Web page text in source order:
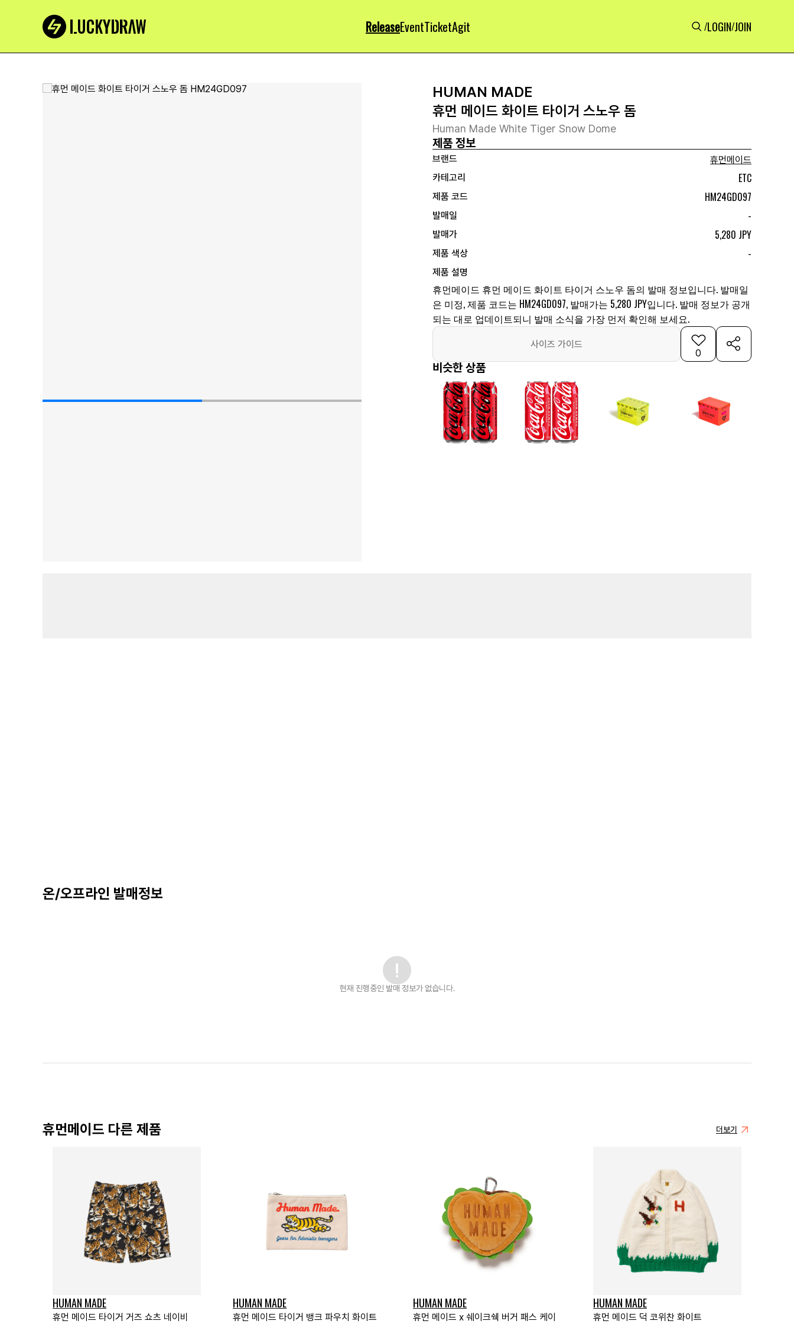
ReleaseEventTicketAgit /LOGIN/JOIN
HUMAN MADE
휴먼 메이드 화이트 타이거 스노우 돔
Human Made White Tiger Snow Dome
제품 정보
브랜드
휴먼메이드
카테고리
ETC
제품 코드 HM24GD097
발매일 -
발매가 5,280 JPY
제품 색상 -
제품 설명
휴먼메이드 휴먼 메이드 화이트 타이거 스노우 돔의 발매 정보입니다. 발매일
은 미정, 제품 코드는 HM24GD097, 발매가는 5,280 JPY입니다. 발매 정보가 공개
되는 대로 업데이트되니 발매 소식을 가장 먼저 확인해 보세요.
사이즈 가이드
0
비슷한 상품
온/오프라인 발매정보
현재 진행중인 발매 정보가 없습니다.
휴먼메이드 다른 제품 더보기
HUMAN MADE
휴먼 메이드 타이거 거즈 쇼츠 네이비
HUMAN MADE
휴먼 메이드 타이거 뱅크 파우치 화이트
HUMAN MADE
휴먼 메이드 x 쉐이크쉑 버거 패스 케이
HUMAN MADE
휴먼 메이드 덕 코위찬 화이트